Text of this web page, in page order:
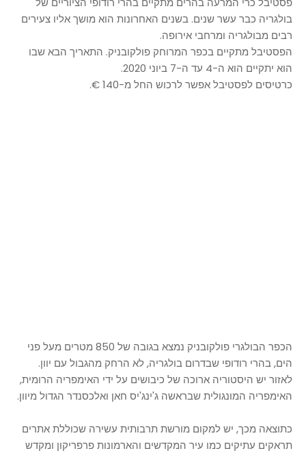
בולגריה כבר עשר שנים. בשנים האחרונות הוא מושך אליו צעירים
רבים מבולגריה ומרחבי אירופה.
הפסטיבל מתקיים בכפר המרוחק פולקובניק. התאריך הבא שבו
הוא יתקיים הוא ה-4 עד ה-7 ביוני 2020.
כרטיסים לפסטיבל אפשר לרכוש החל מ-140 €.
הכפר הבולגרי פולקובניק נמצא בגובה של 850 מטרים מעל פני
הים, בהרי רודופי שבדרום בולגריה, לא הרחק מהגבול עם יוון.
לאזור יש היסטוריה ארוכה של כיבושים על ידי האימפריה הרומית,
האימפריה המונגולית שבראשה ג'ינג'יס חאן ואלכסנדר הגדול מיוון.
כתוצאה מכך, יש למקום מורשת תרבותית עשירה שכוללת אתרים
תראקים עתיקים כמו עיר המקדשים והארמונות פרפריקון ומקדש